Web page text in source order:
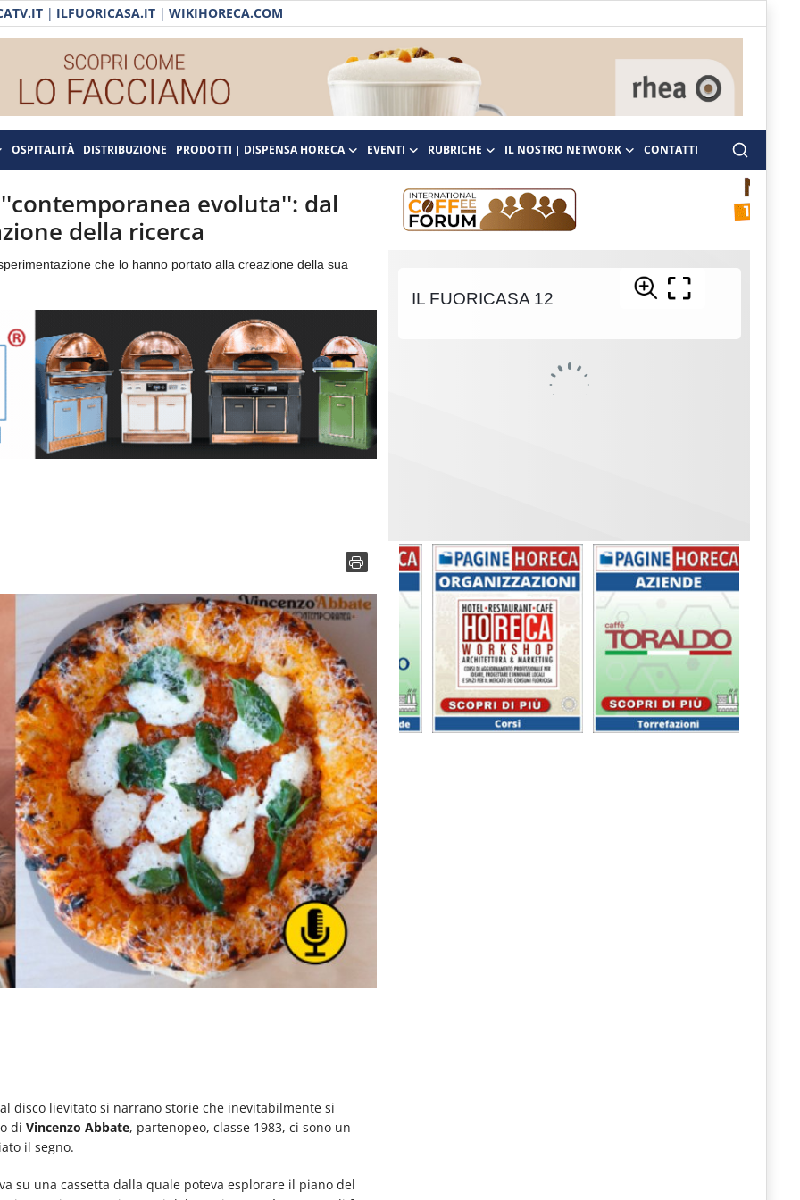
| ILFUORICASA.IT | WIKIHORECA.COM
OSPITALITÀ DISTRIBUZIONE PRODOTTI | DISPENSA HORECA EVENTI RUBRICHE IL NOSTRO NETWORK CONTATTI
evoluta'': dal
della ricerca
che lo hanno portato alla creazione della sua
disco lievitato si narrano storie che inevitabilmente si
di Vincenzo Abbate, partenopeo, classe 1983, ci sono un
il segno.
su una cassetta dalla quale poteva esplorare il piano del